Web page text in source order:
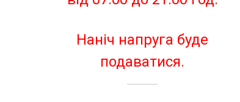
Наніч напруга буде
подаватися.